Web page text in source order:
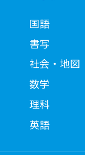
国語
書写
社会・地図
数学
理科
英語